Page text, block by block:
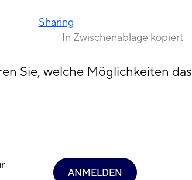
Sharing
In Zwischenablage kopiert
Sie, welche Möglichkeiten das
ANMELDEN